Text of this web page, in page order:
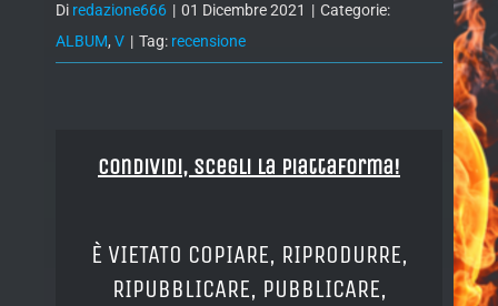
Di redazione666 | 01 Dicembre 2021 | Categorie:
ALBUM, V | Tag: recensione
Condividi, Scegli la piattaforma!
È VIETATO COPIARE, RIPRODURRE,
RIPUBBLICARE, PUBBLICARE,